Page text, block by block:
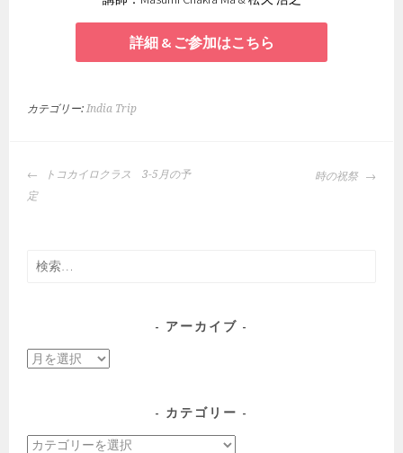
詳細 & ご参加はこちら
カテゴリー:India Trip
投
稿
ゲ
ー
ン
トコカイロクラス 3-5月の予
定
時の祝祭
検
アーカイブ
ア
ブ
カテゴリー
カ